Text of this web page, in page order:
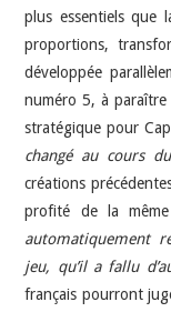
plus essentiels que
proportions,
développée
numéro 5, à
stratégique pour
changé au cours
créations
profité de la
automatiquement
jeu, qu’il a fallu
français pourront